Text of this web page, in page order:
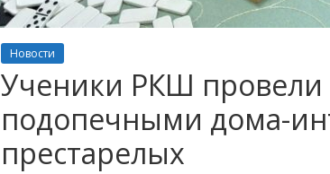
Новости
Ученики РКШ провели
подопечными дома-
престарелых